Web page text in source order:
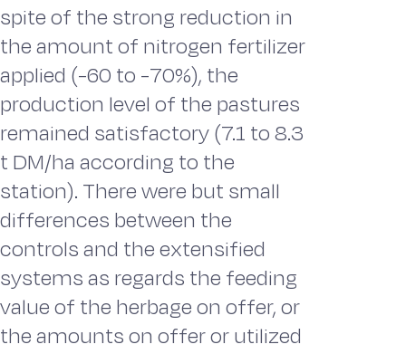
spite of the strong reduction in
the amount of nitrogen fertilizer
applied (-60 to -70%), the
production level of the pastures
remained satisfactory (7.1 to 8.3
t DM/ha according to the
station). There were but small
differences between the
controls and the extensified
systems as regards the feeding
value of the herbage on offer, or
the amounts on offer or utilized